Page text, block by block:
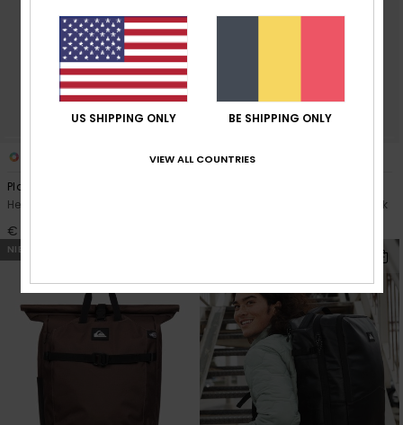
Platinium Lite 18L
Heren Beige Medium Rugzak
€ 90,00
8
Heren Groen Standaard rugzak
NIEUW
US SHIPPING ONLY BE SHIPPING ONLY
VIEW ALL COUNTRIES